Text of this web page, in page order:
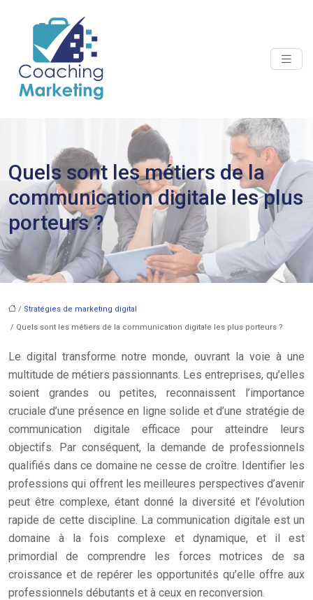
Quels sont les métiers de la
communication digitale les plus
porteurs ?
/ Stratégies de marketing digital
/ Quels sont les métiers de la communication digitale les plus porteurs ?
Le digital transforme notre monde, ouvrant la voie à une
multitude de métiers passionnants. Les entreprises, qu’elles
soient grandes ou petites, reconnaissent l’importance
cruciale d’une présence en ligne solide et d’une stratégie de
communication digitale efficace pour atteindre leurs
objectifs. Par conséquent, la demande de professionnels
qualifiés dans ce domaine ne cesse de croître. Identifier les
professions qui offrent les meilleures perspectives d’avenir
peut être complexe, étant donné la diversité et l’évolution
rapide de cette discipline. La communication digitale est un
domaine à la fois complexe et dynamique, et il est
primordial de comprendre les forces motrices de sa
croissance et de repérer les opportunités qu’elle offre aux
professionnels débutants et à ceux en reconversion.